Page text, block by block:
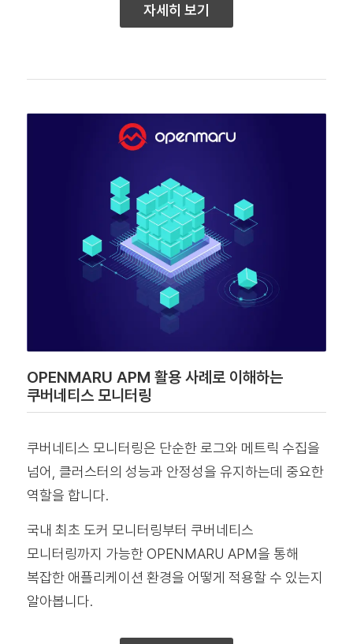
자세히 보기
OPENMARU APM 활용 사례로 이해하는
쿠버네티스 모니터링
쿠버네티스 모니터링은 단순한 로그와 메트릭 수집을
넘어, 클러스터의 성능과 안정성을 유지하는데 중요한
역할을 합니다.
국내 최초 도커 모니터링부터 쿠버네티스
모니터링까지 가능한 OPENMARU APM을 통해
복잡한 애플리케이션 환경을 어떻게 적용할 수 있는지
알아봅니다.